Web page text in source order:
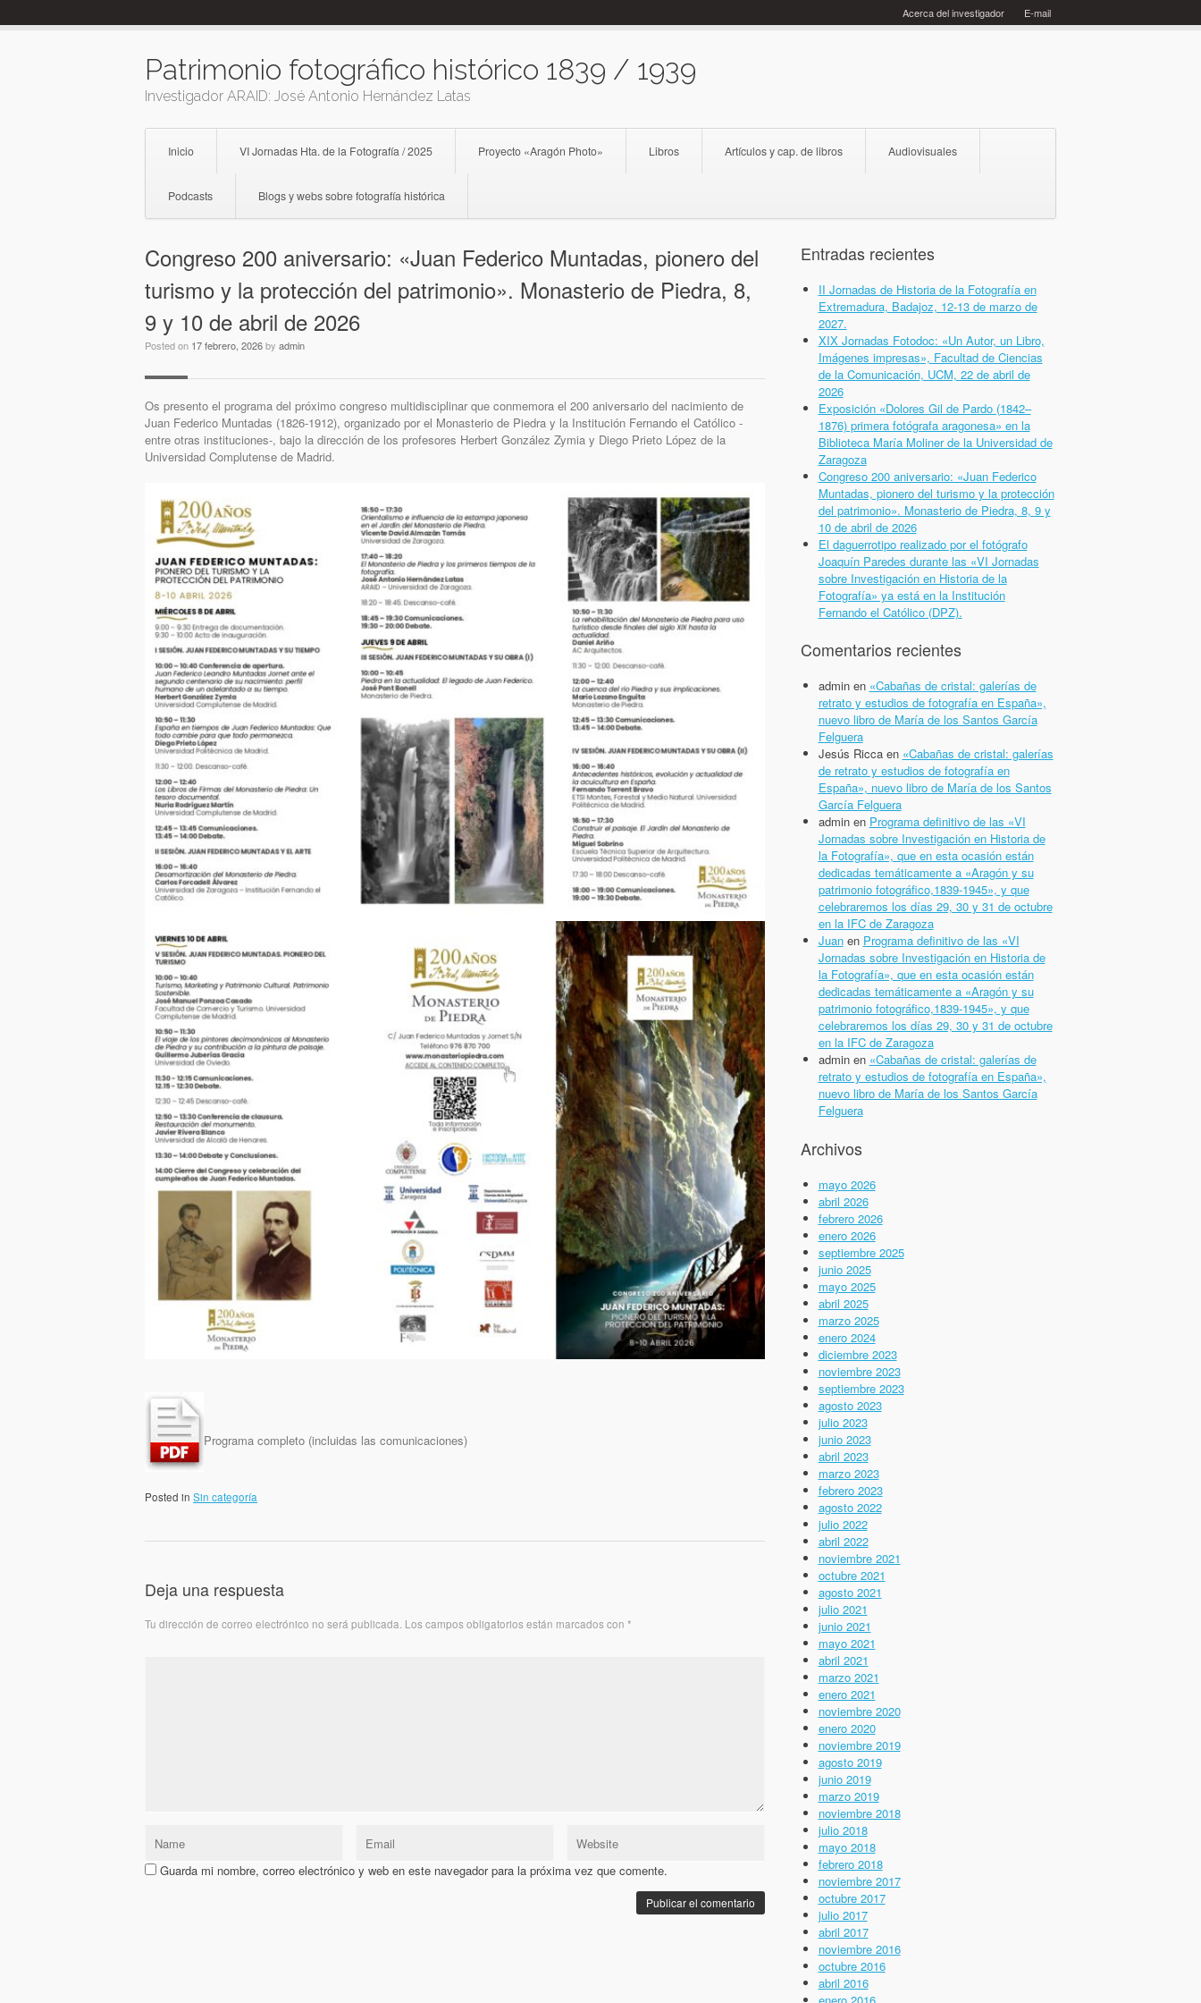
to
E-mail
Acerca del investigador
Patrimonio fotográfico histórico 1839 / 1939
Investigador ARAID: José Antonio Hernández Latas
Inicio VI Jornadas Hta. de la Fotografía / 2025 Proyecto «Aragón Photo» Libros Artículos y cap. de libros Audiovisuales
Podcasts Blogs y webs sobre fotografía histórica
Congreso 200 aniversario: «Juan Federico Muntadas, pionero del
turismo y la protección del patrimonio». Monasterio de Piedra, 8,
9 y 10 de abril de 2026
Posted on 17 febrero, 2026by admin
Os presento el programa del próximo congreso multidisciplinar que conmemora el 200 aniversario del nacimiento de
Juan Federico Muntadas (1826-1912), organizado por el Monasterio de Piedra y la Institución Fernando el Católico -
entre otras instituciones-, bajo la dirección de los profesores Herbert González Zymia y Diego Prieto López de la
Universidad Complutense de Madrid.
Programa completo (incluidas las comunicaciones)
Posted in Sin categoría
Deja una respuesta
Tu dirección de correo electrónico no será publicada. Los campos obligatorios están marcados con *
Guarda mi nombre, correo electrónico y web en este navegador para la próxima vez que comente.
Entradas recientes
II Jornadas de Historia de la Fotografía en
Extremadura, Badajoz, 12-13 de marzo de
2027.
XIX Jornadas Fotodoc: «Un Autor, un Libro,
Imágenes impresas», Facultad de Ciencias
de la Comunicación, UCM, 22 de abril de
2026
Exposición «Dolores Gil de Pardo (1842–
1876) primera fotógrafa aragonesa» en la
Biblioteca María Moliner de la Universidad de
Zaragoza
Congreso 200 aniversario: «Juan Federico
Muntadas, pionero del turismo y la protección
del patrimonio». Monasterio de Piedra, 8, 9 y
10 de abril de 2026
El daguerrotipo realizado por el fotógrafo
Joaquín Paredes durante las «VI Jornadas
sobre Investigación en Historia de la
Fotografía» ya está en la Institución
Fernando el Católico (DPZ).
Comentarios recientes
adminen «Cabañas de cristal: galerías de
retrato y estudios de fotografía en España»,
nuevo libro de María de los Santos García
Felguera
Jesús Riccaen «Cabañas de cristal: galerías
de retrato y estudios de fotografía en
España», nuevo libro de María de los Santos
García Felguera
adminen Programa definitivo de las «VI
Jornadas sobre Investigación en Historia de
la Fotografía», que en esta ocasión están
dedicadas temáticamente a «Aragón y su
patrimonio fotográfico,1839-1945», y que
celebraremos los días 29, 30 y 31 de octubre
en la IFC de Zaragoza
Juanen Programa definitivo de las «VI
Jornadas sobre Investigación en Historia de
la Fotografía», que en esta ocasión están
dedicadas temáticamente a «Aragón y su
patrimonio fotográfico,1839-1945», y que
celebraremos los días 29, 30 y 31 de octubre
en la IFC de Zaragoza
adminen «Cabañas de cristal: galerías de
retrato y estudios de fotografía en España»,
nuevo libro de María de los Santos García
Felguera
Archivos
mayo 2026
abril 2026
febrero 2026
enero 2026
septiembre 2025
junio 2025
mayo 2025
abril 2025
marzo 2025
enero 2024
diciembre 2023
noviembre 2023
septiembre 2023
agosto 2023
julio 2023
junio 2023
abril 2023
marzo 2023
febrero 2023
agosto 2022
julio 2022
abril 2022
noviembre 2021
octubre 2021
agosto 2021
julio 2021
junio 2021
mayo 2021
abril 2021
marzo 2021
enero 2021
noviembre 2020
enero 2020
noviembre 2019
agosto 2019
junio 2019
marzo 2019
noviembre 2018
julio 2018
mayo 2018
febrero 2018
noviembre 2017
octubre 2017
julio 2017
abril 2017
noviembre 2016
octubre 2016
abril 2016
enero 2016